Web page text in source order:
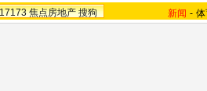
焦点房地产 搜狗 新闻 -